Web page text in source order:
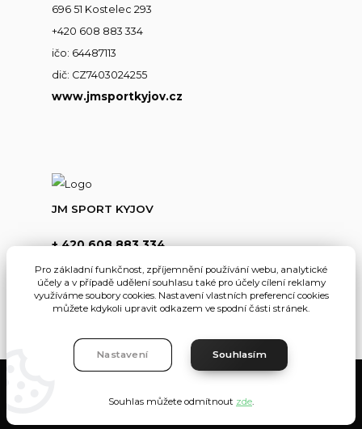
696 51 Kostelec 293
+420 608 883 334
ičo: 64487113
dič: CZ7403024255
www.jmsportkyjov.cz
JM SPORT KYJOV
+ 420 608 883 334
info@jmsportkyjov.cz
Eshop-rychle.cz
Pro základní funkčnost, zpříjemnění používání webu, analytické
účely a v případě udělení souhlasu také pro účely cílení reklamy
využíváme soubory cookies. Nastavení vlastních preferencí cookies
můžete kdykoli upravit odkazem ve spodní části stránek.
Nastavení Souhlasím
Souhlas můžete odmítnout zde.